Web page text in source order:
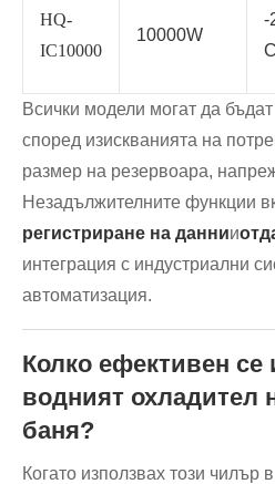
HQ-
IC10000
10000W
-
Всички модели могат да
според изискванията на
размер на резервоара,
Незадължителните функции
регистриране на даннии
интеграция с индустриални
автоматизация.
Колко ефективен се
водният охладител
баня?
Когато използвах този чилър